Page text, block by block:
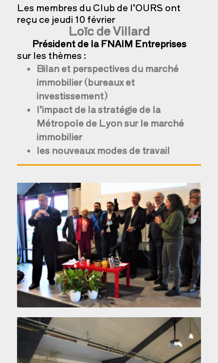
Les membres du Club de l’OURS ont
reçu ce jeudi 10 février
Loïc de Villard
Président de la FNAIM Entreprises
sur les thèmes :
Bilan et perspectives du marché
immobilier (bureaux et
investissement)
l’impact de la stratégie de la
Métropole de Lyon sur le marché
immobilier
les nouveaux modes de travail